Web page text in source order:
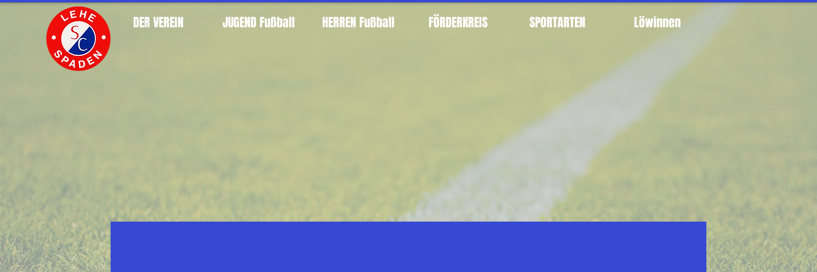
DER VEREIN JUGEND Fußball HERREN Fußball FÖRDERKREIS SPORTARTEN Löwinnen